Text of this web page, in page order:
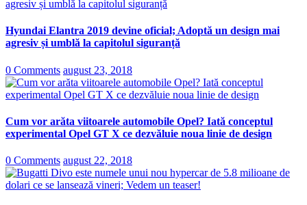
Hyundai Elantra 2019 devine oficial; Adoptă un design mai
agresiv și umblă la capitolul siguranță
0 Comments august 23, 2018
Cum vor arăta viitoarele automobile Opel? Iată conceptul
experimental Opel GT X ce dezvăluie noua linie de design
0 Comments august 22, 2018